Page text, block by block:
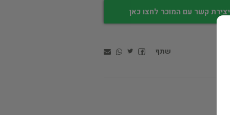
קשר עם המוכר לחצו כאן
שתף